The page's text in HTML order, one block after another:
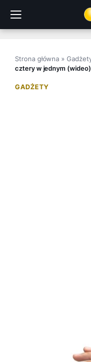
treści
Strona główna »
cztery w jednym (wideo)
GADŻETY